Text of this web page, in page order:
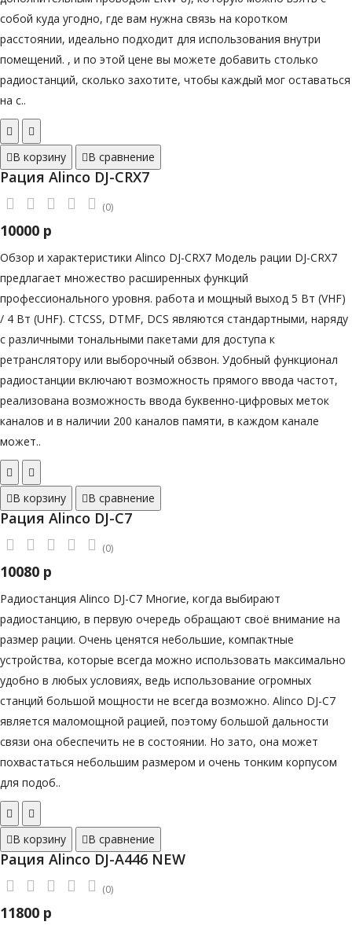
собой куда угодно, где вам нужна связь на коротком
расстоянии, идеально подходит для использования внутри
помещений. , и по этой цене вы можете добавить столько
радиостанций, сколько захотите, чтобы каждый мог оставаться
на с..
В корзину В сравнение
Рация Alinco DJ-CRX7
(0)
10000 р
Обзор и характеристики Alinco DJ-CRX7 Модель рации DJ-CRX7
предлагает множество расширенных функций
профессионального уровня. работа и мощный выход 5 Вт (VHF)
/ 4 Вт (UHF). CTCSS, DTMF, DCS являются стандартными, наряду
с различными тональными пакетами для доступа к
ретранслятору или выборочный обзвон. Удобный функционал
радиостанции включают возможность прямого ввода частот,
реализована возможность ввода буквенно-цифровых меток
каналов и в наличии 200 каналов памяти, в каждом канале
может..
В корзину В сравнение
Рация Alinco DJ-C7
(0)
10080 р
Радиостанция Alinco DJ-C7 Многие, когда выбирают
радиостанцию, в первую очередь обращают своё внимание на
размер рации. Очень ценятся небольшие, компактные
устройства, которые всегда можно использовать максимально
удобно в любых условиях, ведь использование огромных
станций большой мощности не всегда возможно. Alinco DJ-C7
является маломощной рацией, поэтому большой дальности
связи она обеспечить не в состоянии. Но зато, она может
похвастаться небольшим размером и очень тонким корпусом
для подоб..
В корзину В сравнение
Рация Alinco DJ-A446 NEW
(0)
11800 р